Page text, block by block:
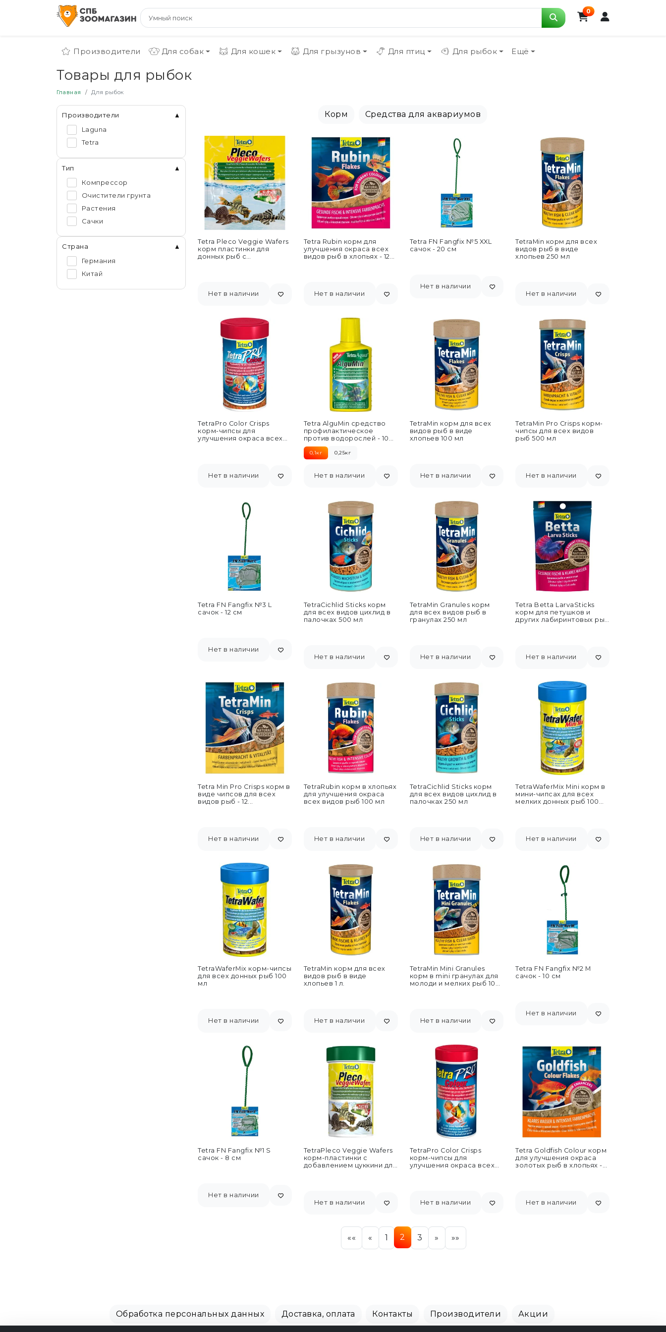
0
Производители Для собак Для кошек Для грызунов Для птиц Для рыбок Ещё
Товары для рыбок
Главная Для рыбок
Производители
Laguna
Tetra
Тип
Компрессор
Очистители грунта
Растения
Сачки
Страна
Германия
Китай
Корм Средства для аквариумов
Tetra Pleco Veggie Wafers
корм пластинки для
донных рыб с
Нет в наличии
Tetra Rubin корм для
улучшения окраса всех
видов рыб в хлопьях - 12
Нет в наличии
Tetra FN Fangfix №5 XXL
сачок - 20 см
Нет в наличии
TetraMin корм для всех
видов рыб в виде
хлопьев 250 мл
Нет в наличии
TetraPro Color Crisps
корм-чипсы для
улучшения окраса всех
Нет в наличии
Tetra AlguMin средство
профилактическое
против водорослей - 100
мл
0,1кг 0,25кг
Нет в наличии
TetraMin корм для всех
видов рыб в виде
хлопьев 100 мл
Нет в наличии
TetraMin Pro Crisps корм-
чипсы для всех видов
рыб 500 мл
Нет в наличии
Tetra FN Fangfix №3 L
сачок - 12 см
Нет в наличии
TetraCichlid Sticks корм
для всех видов цихлид в
палочках 500 мл
Нет в наличии
TetraMin Granules корм
для всех видов рыб в
гранулах 250 мл
Нет в наличии
Tetra Betta LarvaSticks
корм для петушков и
других лабиринтовых рыб
Нет в наличии
Tetra Min Pro Crisps корм в
виде чипсов для всех
видов рыб - 12...
Нет в наличии
TetraRubin корм в хлопьях
для улучшения окраса
всех видов рыб 100 мл
Нет в наличии
TetraCichlid Sticks корм
для всех видов цихлид в
палочках 250 мл
Нет в наличии
TetraWaferMix Mini корм в
мини-чипсах для всех
мелких донных рыб 100
Нет в наличии
TetraWaferMix корм-чипсы
для всех донных рыб 100
мл
Нет в наличии
TetraMin корм для всех
видов рыб в виде
хлопьев 1 л.
Нет в наличии
TetraMin Mini Granules
корм в mini гранулах для
молоди и мелких рыб 100
Нет в наличии
Tetra FN Fangfix №2 M
сачок - 10 см
Нет в наличии
Tetra FN Fangfix №1 S
сачок - 8 см
Нет в наличии
TetraPleco Veggie Wafers
корм-пластинки с
добавлением цуккини для
Нет в наличии
TetraPro Color Crisps
корм-чипсы для
улучшения окраса всех
Нет в наличии
Tetra Goldfish Colour корм
для улучшения окраса
золотых рыб в хлопьях -
Нет в наличии
«« « 1 2 3 » »»
Обработка персональных данных Доставка, оплата Контакты Производители Акции